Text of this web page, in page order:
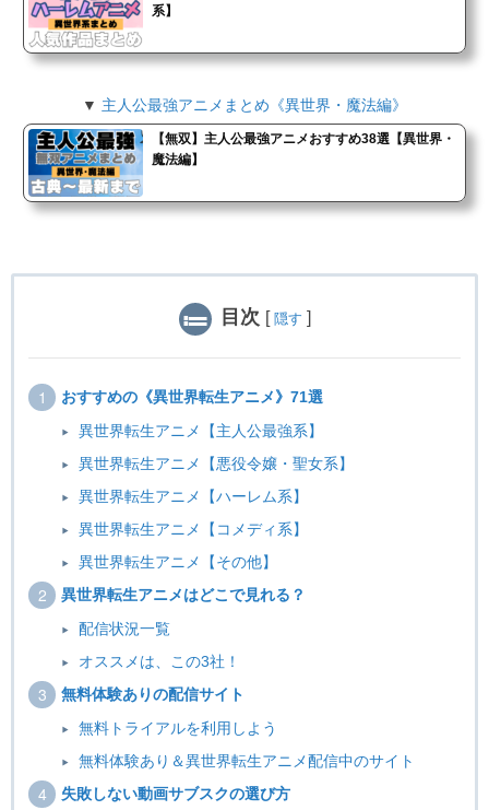
系】
▼ 主人公最強アニメまとめ《異世界・魔法編》
【無双】主人公最強アニメおすすめ38選【異世界・
魔法編】
目次 [ 隠す ]
おすすめの《異世界転生アニメ》71選
異世界転生アニメ【主人公最強系】
異世界転生アニメ【悪役令嬢・聖女系】
異世界転生アニメ【ハーレム系】
異世界転生アニメ【コメディ系】
異世界転生アニメ【その他】
異世界転生アニメはどこで見れる？
配信状況一覧
オススメは、この3社！
無料体験ありの配信サイト
無料トライアルを利用しよう
無料体験あり＆異世界転生アニメ配信中のサイト
失敗しない動画サブスクの選び方